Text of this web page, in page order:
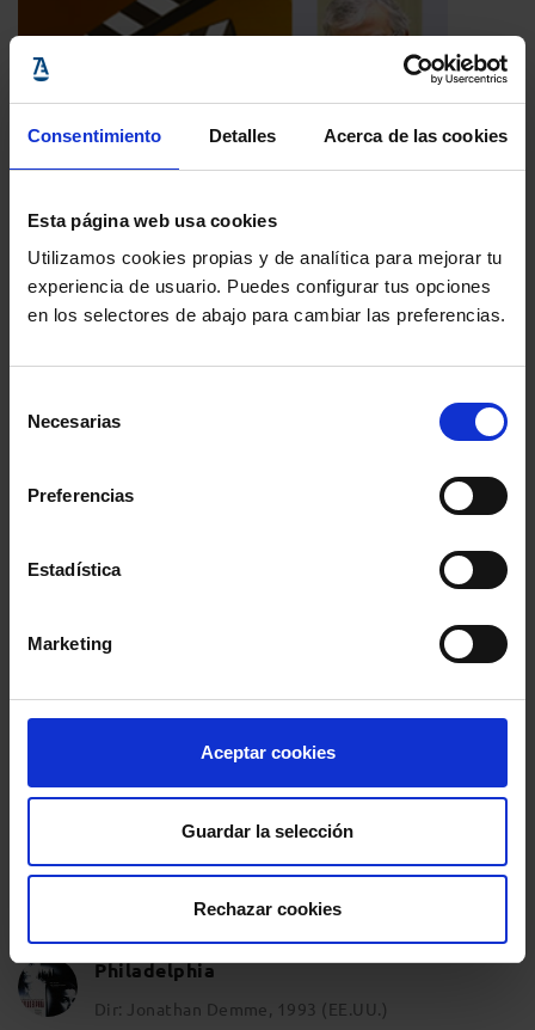
Consentimiento Detalles Acerca de las cookies
Esta página web usa cookies
Utilizamos cookies propias y de analítica para mejorar tu
experiencia de usuario. Puedes configurar tus opciones
en los selectores de abajo para cambiar las preferencias.
Necesarias
Preferencias
Estadística
Marketing
Aceptar cookies
Guardar la selección
Rechazar cookies
No se ha encontrado ningún resultado
LAS MÁS VOTADAS
12 hombres sin piedad
Dir: Robert Mulligan, 1962 (EE.UU.)
Testigo de cargo
Dir: Frank Darabont (EE.UU)
Algunos hombres buenos
Dir: Rob Reiner, 1992 (EE.UU.)
En el nombre del padre
Dir: Jim Sheridan, 1993 (Irlanda)
Philadelphia
Dir: Jonathan Demme, 1993 (EE.UU.)